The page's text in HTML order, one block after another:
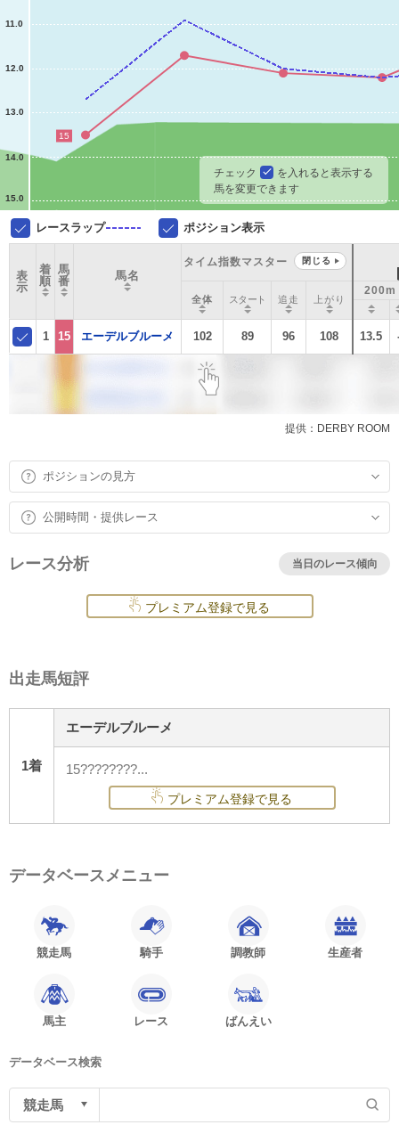
11.0
12.0
13.0
14.0
15.0
15
チェック
を入れると表示する
馬を変更できます
レースラップ ポジション表示
表
示
着
順
馬
番
馬名
タイム指数マスター 閉じる
全体 スタート 追走 上がり
200m
1 15 エーデルブルーメ 102 89 96 108 13.5
提供：DERBY ROOM
ポジションの見方
公開時間・提供レース
レース分析 当日のレース傾向
プレミアム登録で見る
出走馬短評
1着
エーデルブルーメ
15????????...
プレミアム登録で見る
データベースメニュー
競走馬 騎手 調教師 生産者
馬主 レース ばんえい
データベース検索